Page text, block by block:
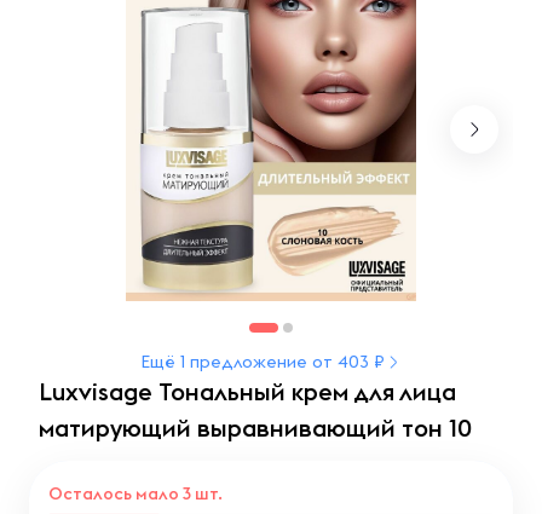
Ещё 1 предложение от 403 ₽
Luxvisage Тональный крем для лица
матирующий выравнивающий тон 10
Осталось мало 3 шт.